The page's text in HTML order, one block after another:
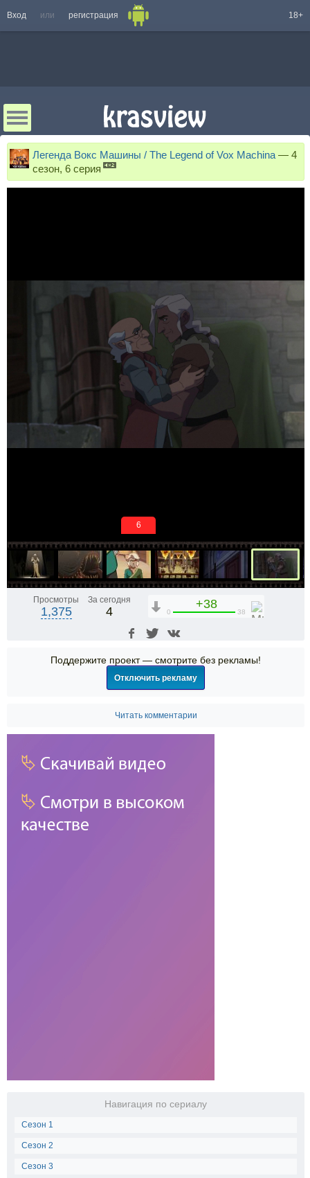
Вход или регистрация 18+
Легенда Вокс Машины / The Legend of Vox Machina — 4
сезон, 6 серия
6
Просмотры
1,375
За сегодня
4
+38
0 38
Поддержите проект — смотрите без рекламы!
Отключить рекламу
Читать комментарии
Навигация по сериалу
Сезон 1
Сезон 2
Сезон 3